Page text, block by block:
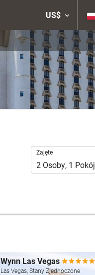
US$
Zajęte
Zajęte
2 Osoby, 1 Pokój
Wynn Las Vegas
Las Vegas, Stany Zjednoczone